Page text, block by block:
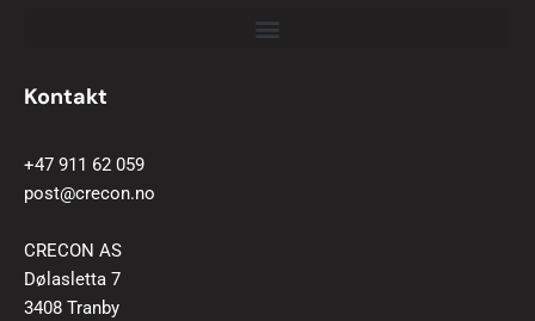
Kontakt
+47 911 62 059
post@crecon.no
CRECON AS
Dølasletta 7
3408 Tranby